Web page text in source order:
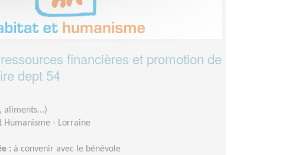
financières et promotion de
dept 54
aliments...)
Humanisme - Lorraine
: à convenir avec le bénévole